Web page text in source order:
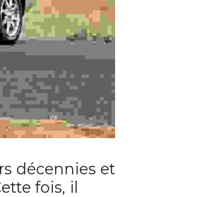
décennies et
fois, il